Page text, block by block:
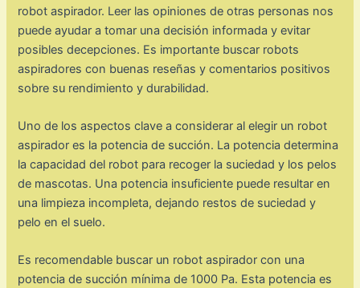
robot aspirador. Leer las opiniones de otras personas nos
puede ayudar a tomar una decisión informada y evitar
posibles decepciones. Es importante buscar robots
aspiradores con buenas reseñas y comentarios positivos
sobre su rendimiento y durabilidad.
Uno de los aspectos clave a considerar al elegir un robot
aspirador es la potencia de succión. La potencia determina
la capacidad del robot para recoger la suciedad y los pelos
de mascotas. Una potencia insuficiente puede resultar en
una limpieza incompleta, dejando restos de suciedad y
pelo en el suelo.
Es recomendable buscar un robot aspirador con una
potencia de succión mínima de 1000 Pa. Esta potencia es